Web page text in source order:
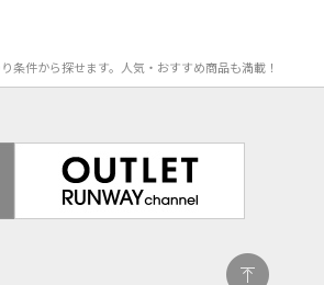
条件から探せます。人気・おすすめ商品も満載！